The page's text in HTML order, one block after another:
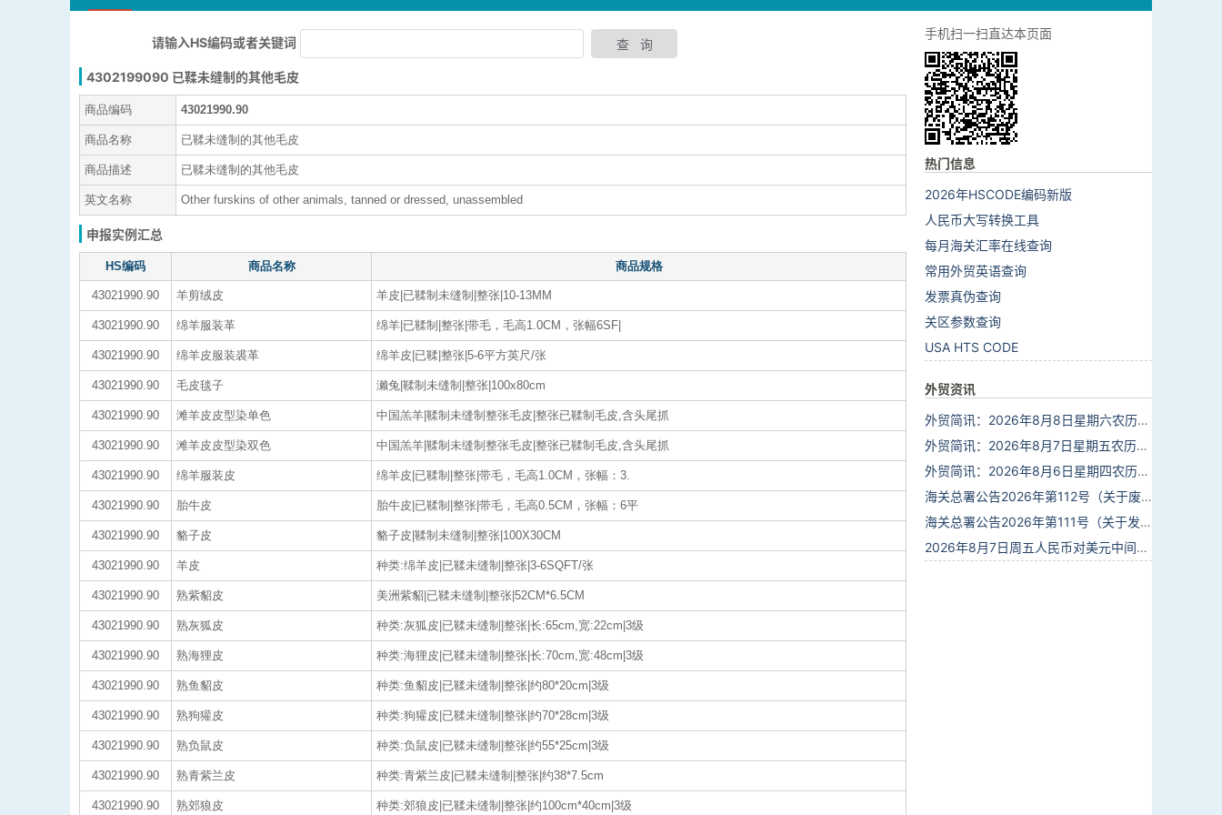
请输入HS编码或者关键词
4302199090 已鞣未缝制的其他毛皮
商品编码 43021990.90
商品名称 已鞣未缝制的其他毛皮
商品描述 已鞣未缝制的其他毛皮
英文名称 Other furskins of other animals, tanned or dressed, unassembled
申报实例汇总
HS编码 商品名称 商品规格
43021990.90 羊剪绒皮 羊皮|已鞣制未缝制|整张|10-13MM
43021990.90 绵羊服装革 绵羊|已鞣制|整张|带毛，毛高1.0CM，张幅6SF|
43021990.90 绵羊皮服装裘革 绵羊皮|已鞣|整张|5-6平方英尺/张
43021990.90 毛皮毯子 濑兔|鞣制未缝制|整张|100x80cm
43021990.90 滩羊皮皮型染单色 中国羔羊|鞣制未缝制整张毛皮|整张已鞣制毛皮,含头尾抓
43021990.90 滩羊皮皮型染双色 中国羔羊|鞣制未缝制整张毛皮|整张已鞣制毛皮,含头尾抓
43021990.90 绵羊服装皮 绵羊皮|已鞣制|整张|带毛，毛高1.0CM，张幅：3.
43021990.90 胎牛皮 胎牛皮|已鞣制|整张|带毛，毛高0.5CM，张幅：6平
43021990.90 貉子皮 貉子皮|鞣制未缝制|整张|100X30CM
43021990.90 羊皮 种类:绵羊皮|已鞣未缝制|整张|3-6SQFT/张
43021990.90 熟紫貂皮 美洲紫貂|已鞣未缝制|整张|52CM*6.5CM
43021990.90 熟灰狐皮 种类:灰狐皮|已鞣未缝制|整张|长:65cm,宽:22cm|3级
43021990.90 熟海狸皮 种类:海狸皮|已鞣未缝制|整张|长:70cm,宽:48cm|3级
43021990.90 熟鱼貂皮 种类:鱼貂皮|已鞣未缝制|整张|约80*20cm|3级
43021990.90 熟狗獾皮 种类:狗獾皮|已鞣未缝制|整张|约70*28cm|3级
43021990.90 熟负鼠皮 种类:负鼠皮|已鞣未缝制|整张|约55*25cm|3级
43021990.90 熟青紫兰皮 种类:青紫兰皮|已鞣未缝制|整张|约38*7.5cm
43021990.90 熟郊狼皮 种类:郊狼皮|已鞣未缝制|整张|约100cm*40cm|3级
手机扫一扫直达本页面
热门信息
2026年HSCODE编码新版
人民币大写转换工具
每月海关汇率在线查询
常用外贸英语查询
发票真伪查询
关区参数查询
USA HTS CODE
外贸资讯
外贸简讯：2026年8月8日星期六农历六月廿六
外贸简讯：2026年8月7日星期五农历六月廿五
外贸简讯：2026年8月6日星期四农历六月廿四
海关总署公告2026年第112号（关于废止部分卫生检疫类规范性文件的公告）
海关总署公告2026年第111号（关于发布《进出境动植物检疫处理监督管理工作规定》《进出境卫生处理监督管理工作规定》的公告）
2026年8月7日周五人民币对美元中间价报6.7904调贬9个基点